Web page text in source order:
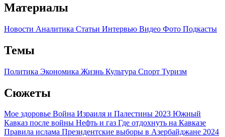
Материалы
Новости Аналитика Статьи Интервью Видео Фото Подкасты
Темы
Политика Экономика Жизнь Культура Спорт Туризм
Сюжеты
Мое здоровье Война Израиля и Палестины 2023 Южный
Кавказ после войны Нефть и газ Где отдохнуть на Кавказе
Правила ислама Президентские выборы в Азербайджане 2024